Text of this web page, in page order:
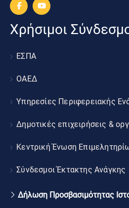
Χρήσιμοι
ΕΣΠΑ
ΟΑΕΔ
Υπηρεσίες Περιφερειακής
Δημοτικές επιχειρήσεις &
Κεντρική Ένωση
Σύνδεσμοι Έκτακτης Ανάγκης
Δήλωση Προσβασιμότητας